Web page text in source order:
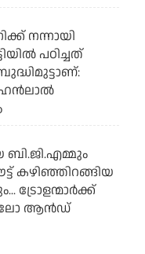
നന്നായി
പഠിച്ചത്
ബി.ജി.എമ്മും
കഴിഞ്ഞിറങ്ങിയ
ട്രോളന്മാര്‍ക്ക്
ലോ ആന്‍ഡ്